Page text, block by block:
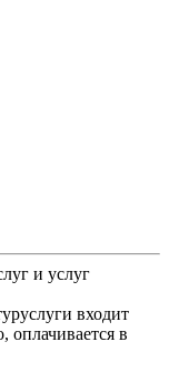
и услуг
входит
оплачивается в